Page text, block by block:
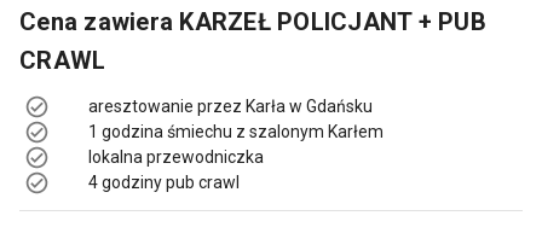
Cena zawiera KARZEŁ POLICJANT + PUB
CRAWL
aresztowanie przez Karła w Gdańsku
1 godzina śmiechu z szalonym Karłem
lokalna przewodniczka
4 godziny pub crawl